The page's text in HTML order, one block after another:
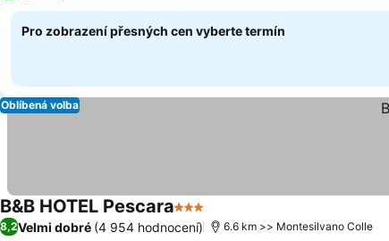
Pro zobrazení přesných cen vyberte termín
Oblíbená volba
B&B HOTEL Pescara3 Počet hvězdiček
Ukázat ceny
8,2Velmi dobré (4 954 hodnocení) 6.6 km >> Montesilvano Colle